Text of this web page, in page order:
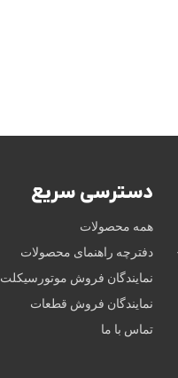
دسترسی سریع
همه محصولات
دفترچه راهنمای محصولات
نمایندگان فروش موتورسیکلت
نمایندگان فروش قطعات
تماس با ما